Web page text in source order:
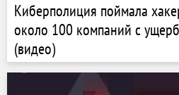
Киберполиция поймала
около 100 компаний с
(видео)